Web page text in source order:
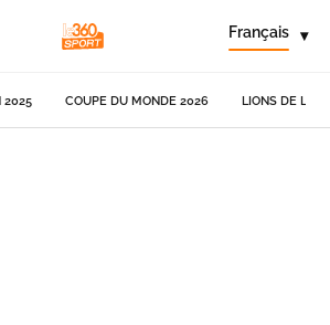
Français ▾
2025 COUPE DU MONDE 2026 LIONS DE